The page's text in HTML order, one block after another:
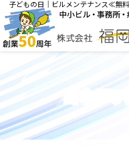
子どもの日｜ビルメンテナンス≪無
ヨネザ